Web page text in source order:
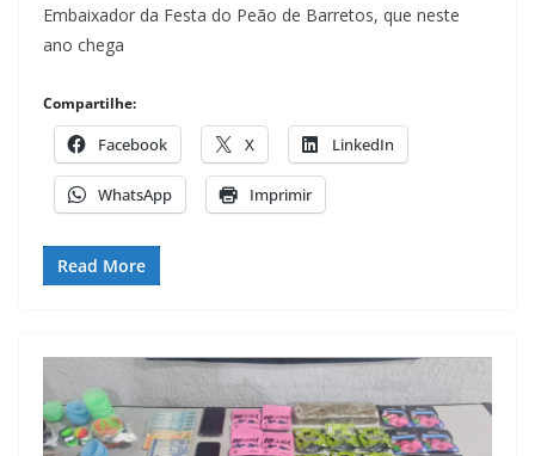
Embaixador da Festa do Peão de Barretos, que neste
ano chega
Compartilhe:
Facebook X LinkedIn
WhatsApp Imprimir
Read More